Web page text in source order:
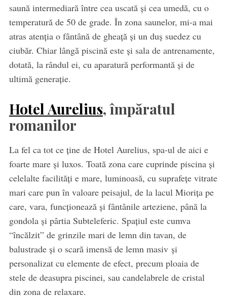
saună intermediară între cea uscată și cea umedă, cu o
temperatură de 50 de grade. În zona saunelor, mi-a mai
atras atenția o fântână de gheață și un duș suedez cu
ciubăr. Chiar lângă piscină este și sala de antrenamente,
dotată, la rândul ei, cu aparatură performantă și de
ultimă generație.
Hotel Aurelius, împăratul
romanilor
La fel ca tot ce ține de Hotel Aurelius, spa-ul de aici e
foarte mare și luxos. Toată zona care cuprinde piscina și
celelalte facilități e mare, luminoasă, cu suprafețe vitrate
mari care pun în valoare peisajul, de la lacul Miorița pe
care, vara, funcționează și fântânile arteziene, până la
gondola și pârtia Subteleferic. Spațiul este cumva
“încălzit” de grinzile mari de lemn din tavan, de
balustrade și o scară imensă de lemn masiv și
personalizat cu elemente de efect, precum ploaia de
stele de deasupra piscinei, sau candelabrele de cristal
din zona de relaxare.